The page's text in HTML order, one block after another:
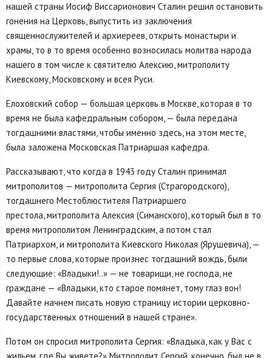
нашей страны Иосиф Виссарионович Сталин решил остановить
гонения на Церковь, выпустить из заключения
священнослужителей и архиереев, открыть монастыри и
храмы, то в то время особенно возносилась молитва народа
нашего в том числе к святителю Алексию, митрополиту
Киевскому, Московскому и всея Руси.
Елоховский собор — большая церковь в Москве, которая в то
время не была кафедральным собором, — была передана
тогдашними властями, чтобы именно здесь, на этом месте,
была заложена Московская Патриаршая кафедра.
Рассказывают, что когда в 1943 году Сталин принимал
митрополитов — митрополита Сергия (Страгородского),
тогдашнего Местоблюстителя Патриаршего
престола, митрополита Алексия (Симанского), который был в то
время митрополитом Ленинградским, а потом стал
Патриархом, и митрополита Киевского Николая (Ярушевича), —
то первые слова, которые произнес тогдашний вождь, были
следующие: «Владыки!..» — не товарищи, не господа, не
граждане — «Владыки, кто старое помянет, тому глаз вон!
Давайте начнем писать новую страницу истории церковно-
государственных отношений в нашей стране».
Потом он спросил митрополита Сергия: «Владыка, как у Вас с